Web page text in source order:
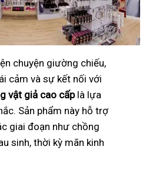
chuyện giường chiếu,
cảm và sự kết nối với
vật giả cao cấplà lựa
Sản phẩm này hỗ trợ
giai đoạn như chồng
sinh, thời kỳ mãn kinh